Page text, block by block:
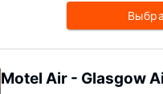
Motel Air - Glasgow